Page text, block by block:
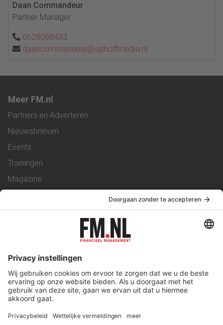
Daan Commandeur
Partner Manager
0628068433
daancommandeur@sijthoffmedia.nl
Meer FM.nl
Partners en Adverteren
Nieuwsbrieven
Events
Trainingen
Magazine
Service & Contact
Werken bij ons
Privacy Statement
Algemene Voorwaarden